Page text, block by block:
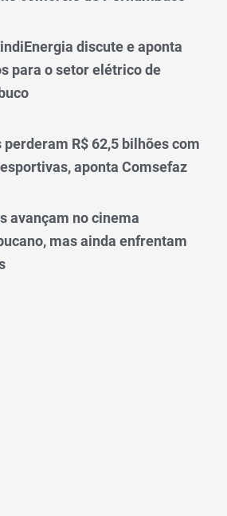
discute e aponta
para o setor elétrico de
R$ 62,5 bilhões com
aponta Comsefaz
avançam no cinema
mas ainda enfrentam